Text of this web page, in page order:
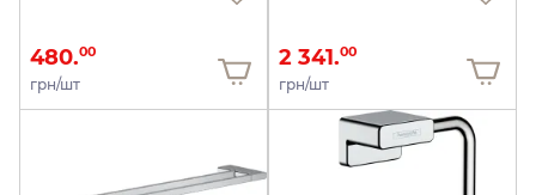
480.00
грн/шт
2 341.00
грн/шт